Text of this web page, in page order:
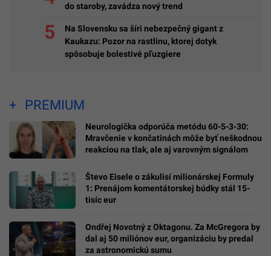
do staroby, zavádza nový trend
Na Slovensku sa šíri nebezpečný gigant z
Kaukazu: Pozor na rastlinu, ktorej dotyk
spôsobuje bolestivé pľuzgiere
PREMIUM
Neurologička odporúča metódu 60-5-3-30:
Mravčenie v končatinách môže byť neškodnou
reakciou na tlak, ale aj varovným signálom
Števo Eisele o zákulisí milionárskej Formuly
1: Prenájom komentátorskej búdky stál 15-
tisíc eur
Ondřej Novotný z Oktagonu. Za McGregora by
dal aj 50 miliónov eur, organizáciu by predal
za astronomickú sumu